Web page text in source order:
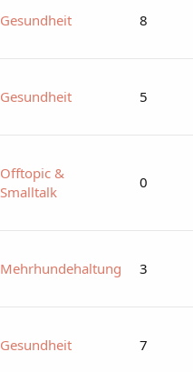
Gesundheit 8
Gesundheit 5
Offtopic &
Smalltalk
0
Mehrhundehaltung 3
Gesundheit 7